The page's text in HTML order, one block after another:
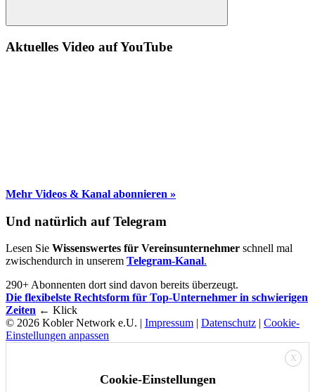
Suche
Aktuelles Video auf YouTube
Mehr Videos & Kanal abonnieren »
Und natürlich auf Telegram
Lesen Sie Wissenswertes für Vereinsunternehmer schnell mal
zwischendurch in unserem Telegram-Kanal.
290+ Abonnenten dort sind davon bereits überzeugt.
Die flexibelste Rechtsform für Top-Unternehmer in schwierigen
Zeiten ← Klick
© 2026 Kobler Network e.U. | Impressum | Datenschutz | Cookie-
Einstellungen anpassen
X
Cookie-Einstellungen